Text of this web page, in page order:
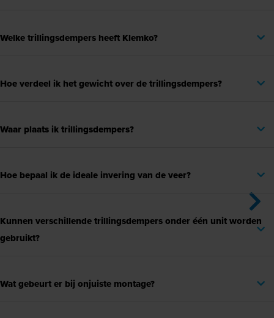
Welke trillingsdempers heeft Klemko?
Hoe verdeel ik het gewicht over de trillingsdempers?
Waar plaats ik trillingsdempers?
Hoe bepaal ik de ideale invering van de veer?
Kunnen verschillende trillingsdempers onder één unit worden
gebruikt?
Wat gebeurt er bij onjuiste montage?